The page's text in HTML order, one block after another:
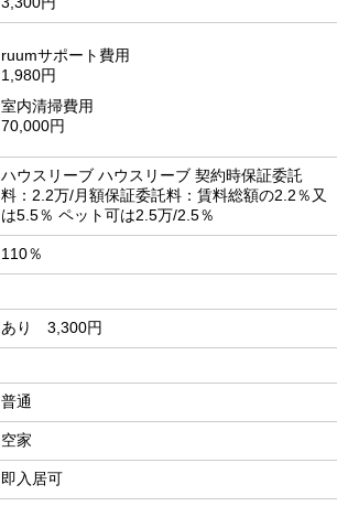
ruumサポート費用
1,980円
室内清掃費用
70,000円
ハウスリーブ ハウスリーブ 契約時保証委託
料：2.2万/月額保証委託料：賃料総額の2.2％又
は5.5％ ペット可は2.5万/2.5％
110％
あり 3,300円
普通
空家
即入居可